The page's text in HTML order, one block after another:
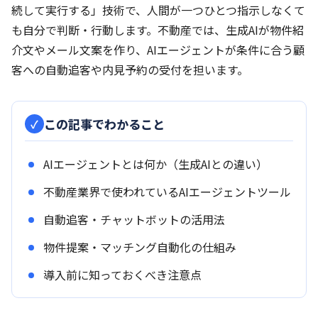
続して実行する」技術で、人間が一つひとつ指示しなくて
も自分で判断・行動します。不動産では、生成AIが物件紹
介文やメール文案を作り、AIエージェントが条件に合う顧
客への自動追客や内見予約の受付を担います。
この記事でわかること
AIエージェントとは何か（生成AIとの違い）
不動産業界で使われているAIエージェントツール
自動追客・チャットボットの活用法
物件提案・マッチング自動化の仕組み
導入前に知っておくべき注意点